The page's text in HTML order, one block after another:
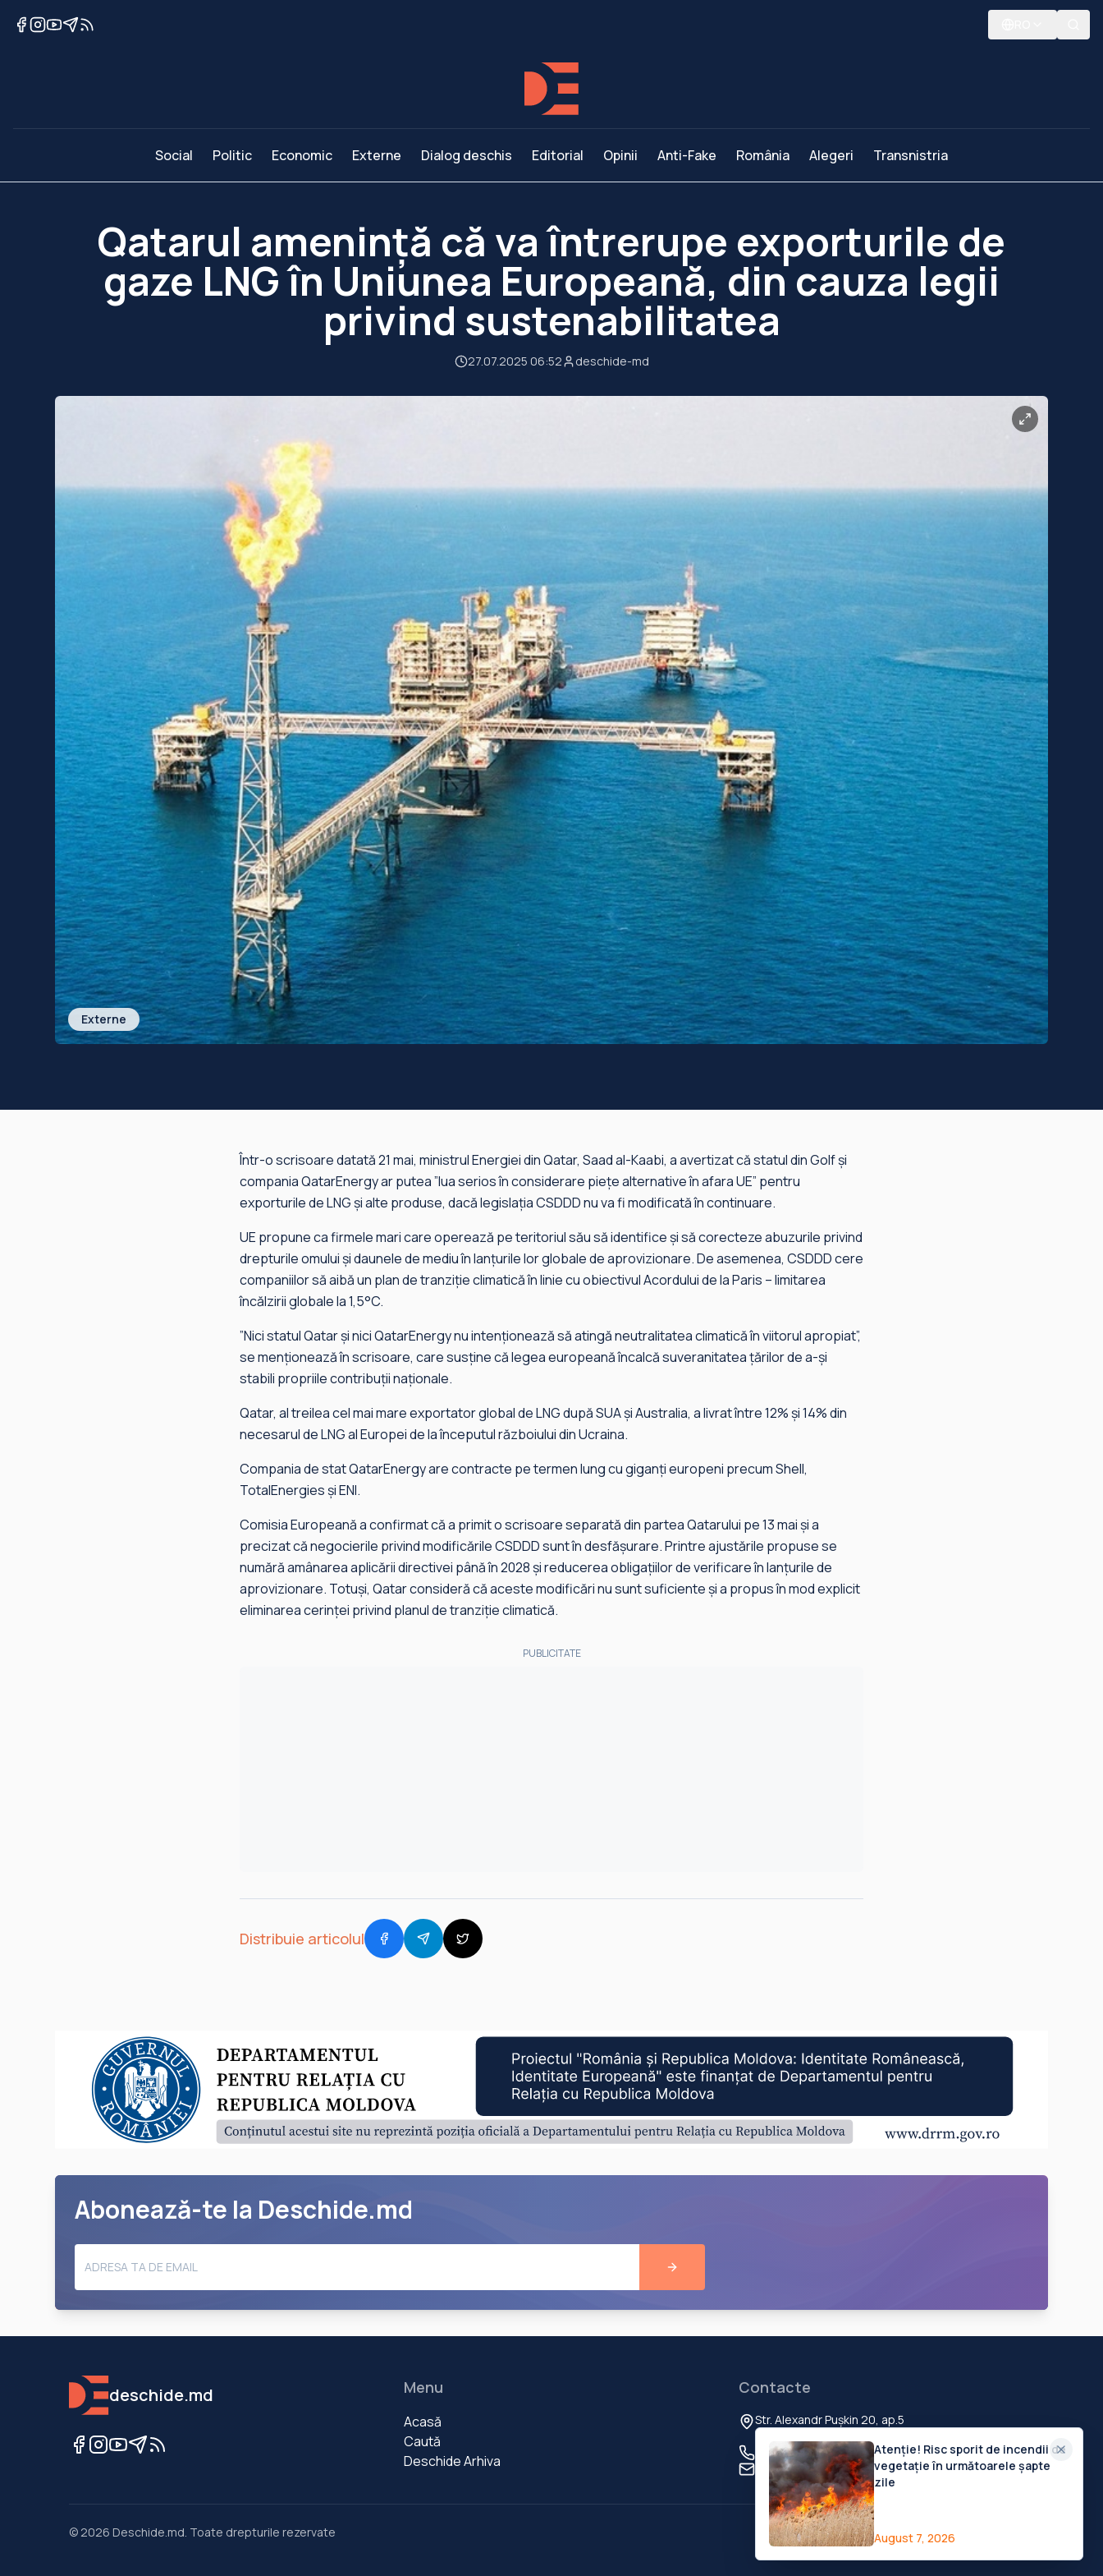
Social Politic Economic Externe Dialog deschis Editorial Opinii Anti-Fake România Alegeri Transnistria
Qatarul ameninţă că va întrerupe exporturile de
gaze LNG în Uniunea Europeană, din cauza legii
privind sustenabilitatea
27.07.2025 06:52 deschide-md
Externe
Într-o scrisoare datată 21 mai, ministrul Energiei din Qatar, Saad al-Kaabi, a avertizat că statul din Golf şi
compania QatarEnergy ar putea ”lua serios în considerare pieţe alternative în afara UE” pentru
exporturile de LNG şi alte produse, dacă legislaţia CSDDD nu va fi modificată în continuare.
UE propune ca firmele mari care operează pe teritoriul său să identifice şi să corecteze abuzurile privind
drepturile omului şi daunele de mediu în lanţurile lor globale de aprovizionare. De asemenea, CSDDD cere
companiilor să aibă un plan de tranziţie climatică în linie cu obiectivul Acordului de la Paris – limitarea
încălzirii globale la 1,5°C.
”Nici statul Qatar şi nici QatarEnergy nu intenţionează să atingă neutralitatea climatică în viitorul apropiat”,
se menţionează în scrisoare, care susţine că legea europeană încalcă suveranitatea ţărilor de a-şi
stabili propriile contribuţii naţionale.
Qatar, al treilea cel mai mare exportator global de LNG după SUA şi Australia, a livrat între 12% şi 14% din
necesarul de LNG al Europei de la începutul războiului din Ucraina.
Compania de stat QatarEnergy are contracte pe termen lung cu giganţi europeni precum Shell,
TotalEnergies şi ENI.
Comisia Europeană a confirmat că a primit o scrisoare separată din partea Qatarului pe 13 mai şi a
precizat că negocierile privind modificările CSDDD sunt în desfăşurare. Printre ajustările propuse se
numără amânarea aplicării directivei până în 2028 şi reducerea obligaţiilor de verificare în lanţurile de
aprovizionare. Totuşi, Qatar consideră că aceste modificări nu sunt suficiente şi a propus în mod explicit
eliminarea cerinţei privind planul de tranziţie climatică.
PUBLICITATE
Distribuie articolul
Abonează-te la Deschide.md
deschide.md Menu
Acasă
Caută
Deschide Arhiva
Contacte
Str. Alexandr Pușkin 20, ap.5
Chisinau, MD-2012, Republica Moldova
+373 60 103 111
contact@deschide.md
© 2026 Deschide.md. Toate drepturile rezervate Privacy PolicyTerms of ServiceCookies Settings
Atenție! Risc sporit de incendii de
vegetație în următoarele șapte
zile
August 7, 2026